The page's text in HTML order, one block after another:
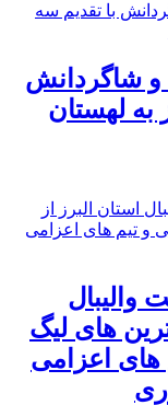
و شاگردانش
به لهستان
والیبال
های لیگ
های اعزامی